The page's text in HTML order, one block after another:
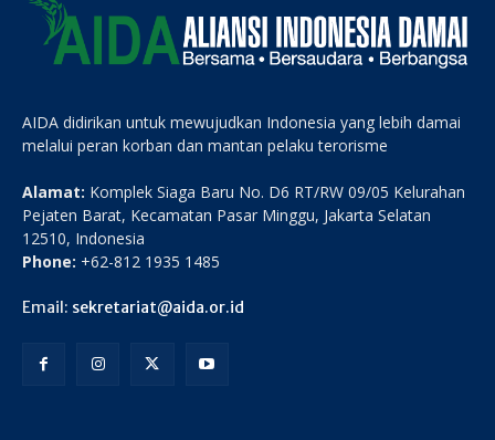
AIDA didirikan untuk mewujudkan Indonesia yang lebih damai
melalui peran korban dan mantan pelaku terorisme
Alamat: Komplek Siaga Baru No. D6 RT/RW 09/05 Kelurahan
Pejaten Barat, Kecamatan Pasar Minggu, Jakarta Selatan
12510, Indonesia
Phone: +62-812 1935 1485
Email: sekretariat@aida.or.id